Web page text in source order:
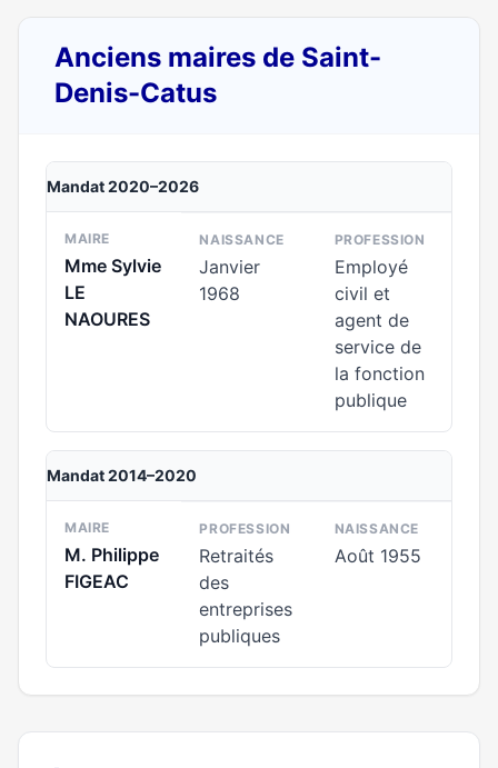
Anciens maires de Saint-
Denis-Catus
Mandat 2020–2026
MAIRE
Mme Sylvie
LE
NAOURES
NAISSANCE
Janvier
1968
PROFESSION
Employé
civil et
agent de
service de
la fonction
publique
Mandat 2014–2020
MAIRE
M. Philippe
FIGEAC
PROFESSION
Retraités
des
entreprises
publiques
NAISSANCE
Août 1955